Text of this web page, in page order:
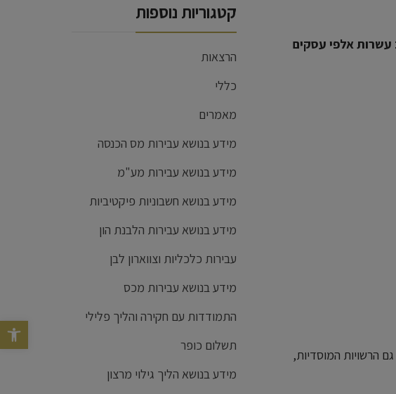
פתח סרגל
עשרות אלפי עסקים
הרשויות המוסדיות,
קטגוריות נוספות
הרצאות
כללי
מאמרים
מידע בנושא עבירות מס הכנסה
מידע בנושא עבירות מע"מ
מידע בנושא חשבוניות פיקטיביות
מידע בנושא עבירות הלבנת הון
עבירות כלכליות וצווארון לבן
מידע בנושא עבירות מכס
התמודדות עם חקירה והליך פלילי
תשלום כופר
מידע בנושא הליך גילוי מרצון